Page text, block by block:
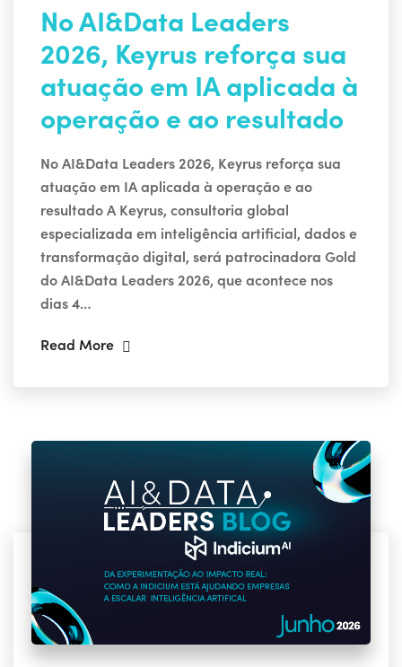
No AI&Data Leaders
2026, Keyrus reforça sua
atuação em IA aplicada à
operação e ao resultado
No AI&Data Leaders 2026, Keyrus reforça sua
atuação em IA aplicada à operação e ao
resultado A Keyrus, consultoria global
especializada em inteligência artificial, dados e
transformação digital, será patrocinadora Gold
do AI&Data Leaders 2026, que acontece nos
dias 4…
Read More